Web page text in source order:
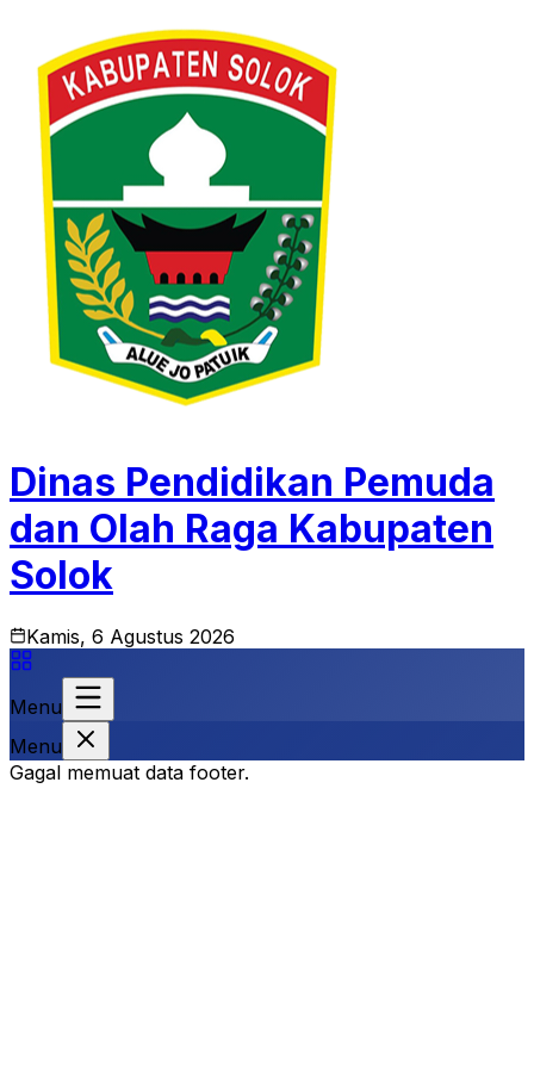
Dinas Pendidikan Pemuda
dan Olah Raga Kabupaten
Solok
Kamis, 6 Agustus 2026
Menu
Menu
Gagal memuat data footer.